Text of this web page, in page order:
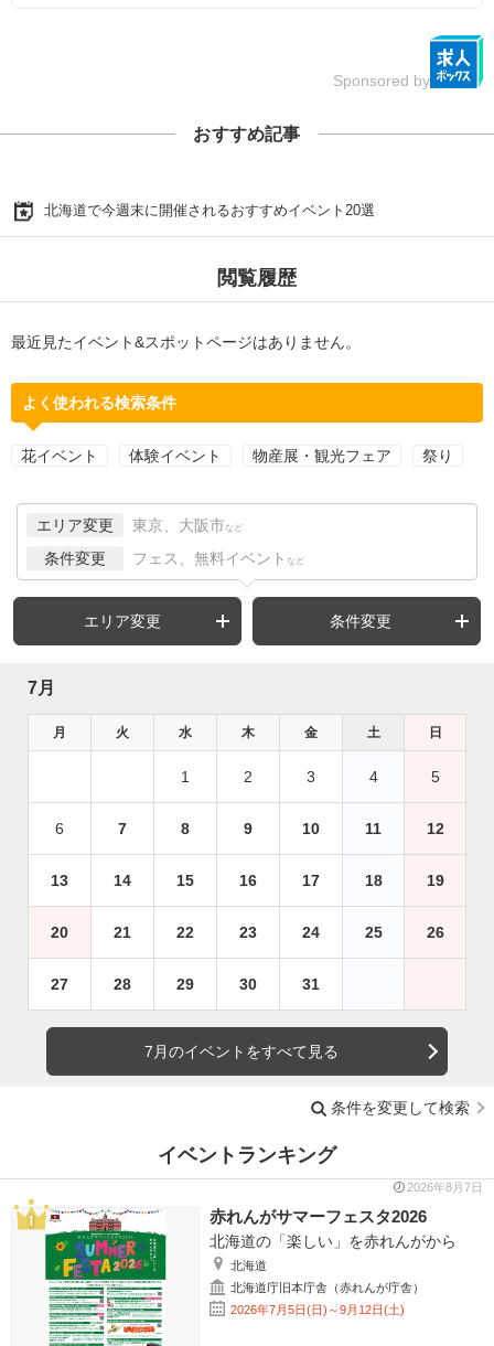
Sponsored by
おすすめ記事
北海道で今週末に開催されるおすすめイベント20選
閲覧履歴
最近見たイベント&スポットページはありません。
よく使われる検索条件
花イベント 体験イベント 物産展・観光フェア 祭り
エリア変更 東京、大阪市 など
条件変更 フェス、無料イベント など
エリア変更 条件変更
7月
月 火 水 木 金 土 日
1 2 3 4 5
6 7 8 9 10 11 12
13 14 15 16 17 18 19
20 21 22 23 24 25 26
27 28 29 30 31
7月のイベントをすべて見る
条件を変更して検索
イベントランキング
2026年8月7日
赤れんがサマーフェスタ2026
北海道の「楽しい」を赤れんがから
北海道
北海道庁旧本庁舎（赤れんが庁舎）
2026年7月5日(日)～9月12日(土)